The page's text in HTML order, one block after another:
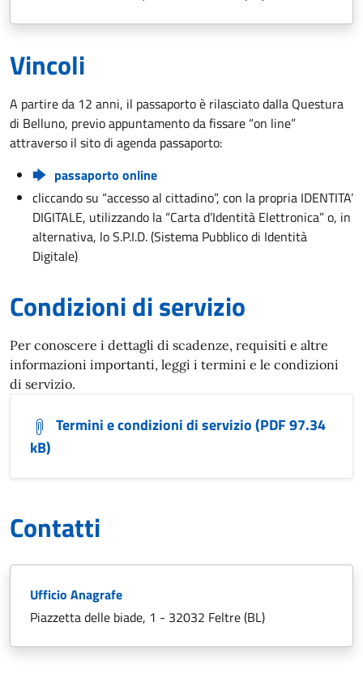
Vincoli
A partire da 12 anni, il passaporto è rilasciato dalla Questura
di Belluno, previo appuntamento da fissare “on line”
attraverso il sito di agenda passaporto:
passaporto online
cliccando su “accesso al cittadino”, con la propria IDENTITA’
DIGITALE, utilizzando la “Carta d’Identità Elettronica” o, in
alternativa, lo S.P.I.D. (Sistema Pubblico di Identità
Digitale)
Condizioni di servizio
Per conoscere i dettagli di scadenze, requisiti e altre
informazioni importanti, leggi i termini e le condizioni
di servizio.
Termini e condizioni di servizio (PDF 97.34
kB)
Contatti
Ufficio Anagrafe
Piazzetta delle biade, 1 - 32032 Feltre (BL)